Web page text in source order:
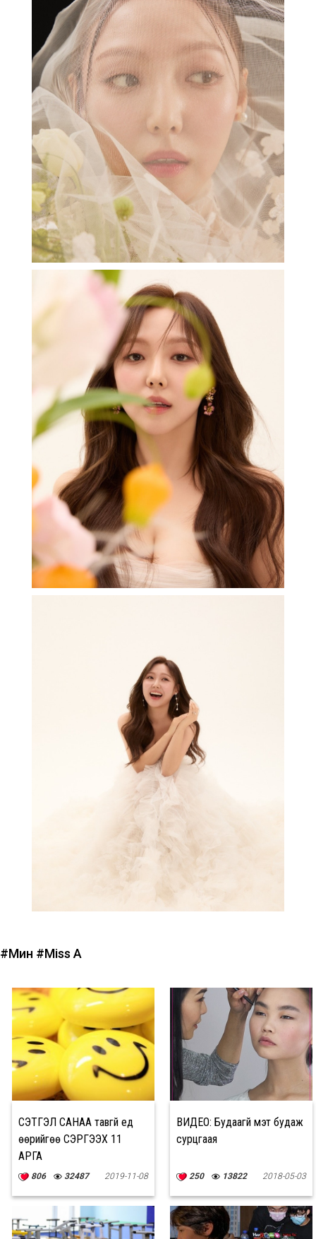
#Мин #Miss A
СЭТГЭЛ САНАА тавгүй үед
өөрийгөө СЭРГЭЭХ 11
АРГА
806 32487 2019-11-08
ВИДЕО: Будаагүй мэт будаж
сурцгаая
250 13822 2018-05-03